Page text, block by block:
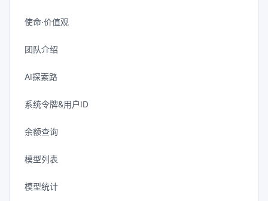
使命·价值观
团队介绍
AI探索路
系统令牌&用户ID
余额查询
模型列表
模型统计